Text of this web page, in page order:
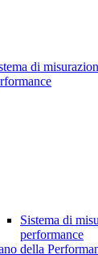
di
Sistema di
performance
della